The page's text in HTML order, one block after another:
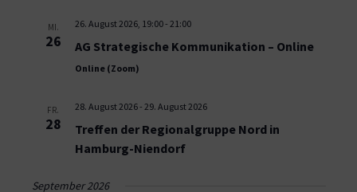
MI.
26
26. August 2026, 19:00- 21:00
AG Strategische Kommunikation – Online
Online (Zoom)
FR.
28
28. August 2026- 29. August 2026
Treffen der Regionalgruppe Nord in
Hamburg-Niendorf
September 2026